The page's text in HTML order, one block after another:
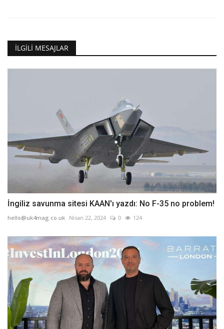
İLGILI MESAJLAR
İngiliz savunma sitesi KAAN'ı yazdı: No F-35 no problem!
hello@uk4mag.co.uk Nisan 22, 2024 0 124